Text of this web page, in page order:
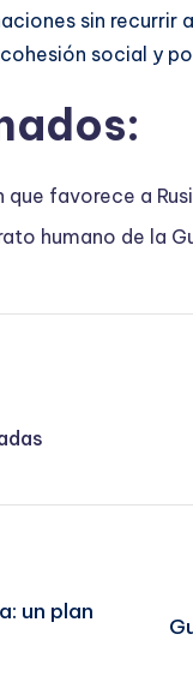
sin recurrir
social y
que favorece a
humano de la
un plan